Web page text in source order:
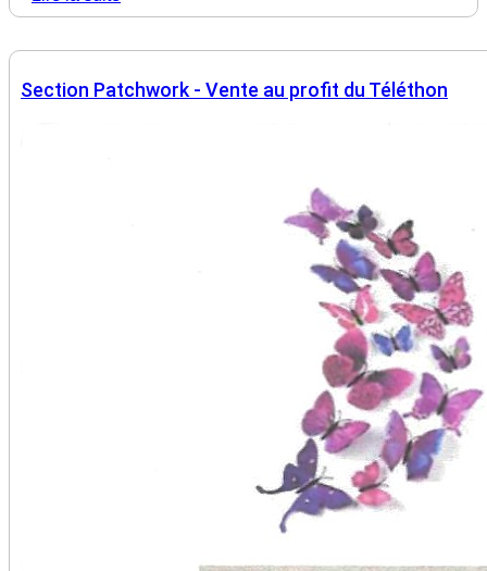
Section Patchwork - Vente au profit du Téléthon